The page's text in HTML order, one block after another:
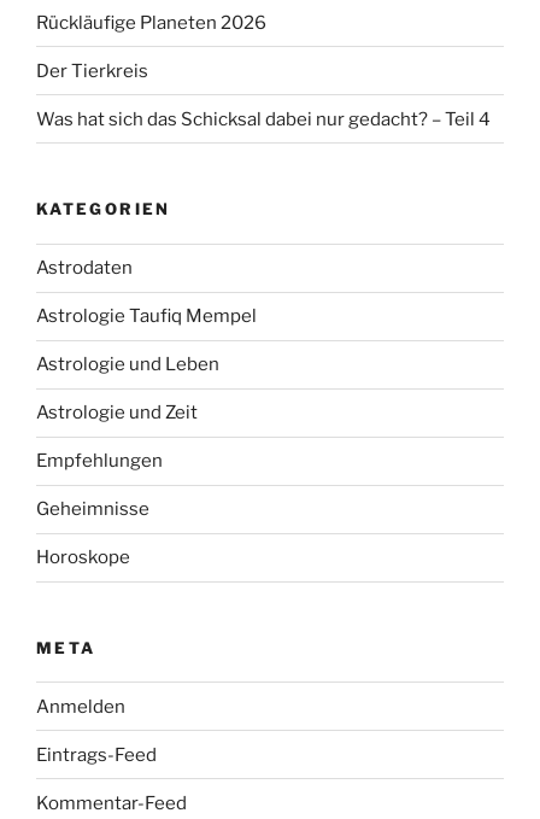
Rückläufige Planeten 2026
Der Tierkreis
Was hat sich das Schicksal dabei nur gedacht? – Teil 4
KATEGORIEN
Astrodaten
Astrologie Taufiq Mempel
Astrologie und Leben
Astrologie und Zeit
Empfehlungen
Geheimnisse
Horoskope
META
Anmelden
Eintrags-Feed
Kommentar-Feed